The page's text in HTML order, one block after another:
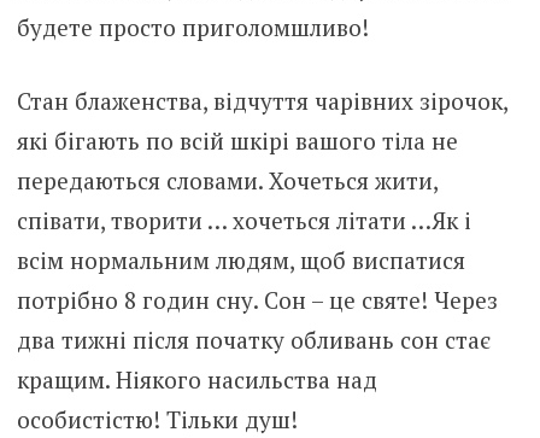
будете просто приголомшливо!
Стан блаженства, відчуття чарівних зірочок,
які бігають по всій шкірі вашого тіла не
передаються словами. Хочеться жити,
співати, творити … хочеться літати …Як і
всім нормальним людям, щоб виспатися
потрібно 8 годин сну. Сон – це святе! Через
два тижні після початку обливань сон стає
кращим. Ніякого насильства над
особистістю! Тільки душ!